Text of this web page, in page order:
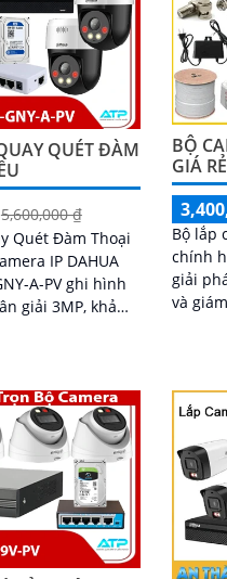
QUÉT ĐÀM
5,600,000 ₫
Quét Đàm Thoại
IP DAHUA
A-PV ghi hình
giải 3MP, khả
BỘ
GIÁ RẺ
Bộ lắp
chính
giải
và
và linh
tương